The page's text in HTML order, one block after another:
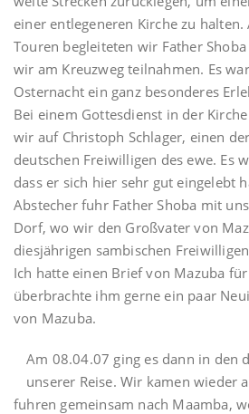
einer entlegeneren Kirche zu
Touren begleiteten wir Father
wir am Kreuzweg teilnahmen. Es
Osternacht ein ganz besonderes
Bei einem Gottesdienst in der
wir auf Christoph Schlager, einen
deutschen Freiwilligen des ewe. Es
dass er sich hier sehr gut eingelebt
Abstecher fuhr Father Shoba mit
Dorf, wo wir den Großvater von
diesjährigen sambischen
Ich hatte einen Brief von Mazuba
überbrachte ihm gerne ein paar
von Mazuba.
Am 08.04.07 ging es dann in den
unserer Reise. Wir kamen wieder
fuhren gemeinsam nach Maamba,